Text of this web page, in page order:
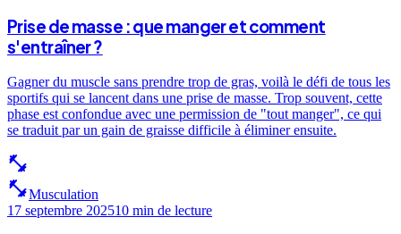
Prise de masse : que manger et comment
s'entraîner ?
Gagner du muscle sans prendre trop de gras, voilà le défi de tous les
sportifs qui se lancent dans une prise de masse. Trop souvent, cette
phase est confondue avec une permission de "tout manger", ce qui
se traduit par un gain de graisse difficile à éliminer ensuite.
fitness_center
fitness_centerMusculation
17 septembre 202510 min de lecture